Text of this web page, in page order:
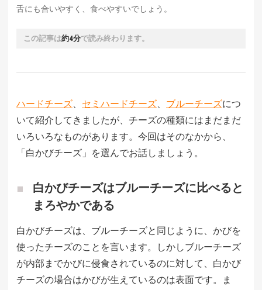
舌にも合いやすく、食べやすいでしょう。
この記事は約4分で読み終わります。
ハードチーズ、 セミハードチーズ、 ブルーチーズにつ
いて紹介してきましたが、チーズの種類にはまだまだ
いろいろなものがあります。今回はそのなかから、
「白かびチーズ」を選んでお話しましょう。
白かびチーズはブルーチーズに比べると
まろやかである
白かびチーズは、ブルーチーズと同じように、かびを
使ったチーズのことを言います。しかしブルーチーズ
が内部までかびに侵食されているのに対して、白かび
チーズの場合はかびが生えているのは表面です。ま